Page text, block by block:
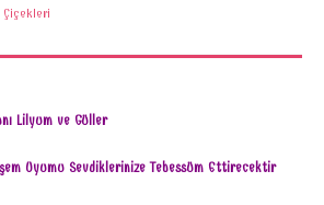
Çiçekleri
Lilyum ve Güller
Uyumu Sevdiklerinize Tebessüm Ettirecektir